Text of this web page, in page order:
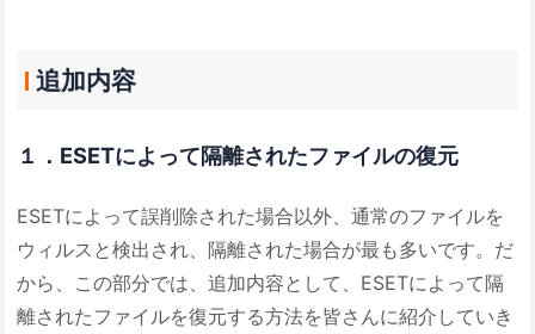
追加内容
１．ESETによって隔離されたファイルの復元
ESETによって誤削除された場合以外、通常のファイルを
ウィルスと検出され、隔離された場合が最も多いです。だ
から、この部分では、追加内容として、ESETによって隔
離されたファイルを復元する方法を皆さんに紹介していき